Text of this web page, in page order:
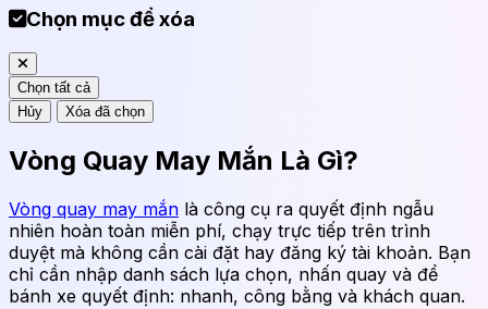
Chọn mục để xóa
Chọn tất cả
Hủy
Xóa đã chọn
Vòng Quay May Mắn Là Gì?
Vòng quay may mắn là công cụ ra quyết định ngẫu
nhiên hoàn toàn miễn phí, chạy trực tiếp trên trình
duyệt mà không cần cài đặt hay đăng ký tài khoản. Bạn
chỉ cần nhập danh sách lựa chọn, nhấn quay và để
bánh xe quyết định: nhanh, công bằng và khách quan.